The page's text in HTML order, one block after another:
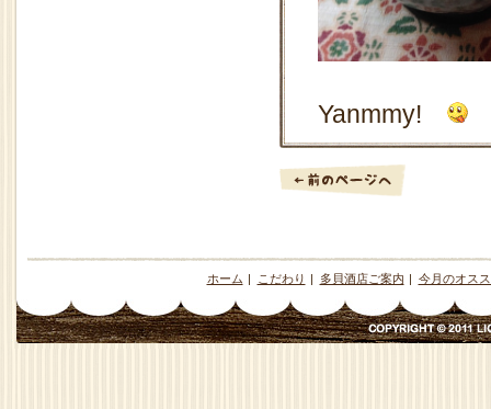
Yanmmy!
ホーム | こだわり | 多貝酒店ご案内 | 今月のオス